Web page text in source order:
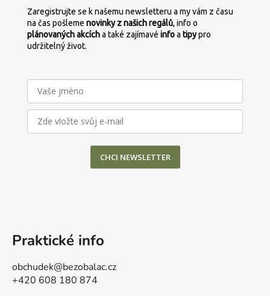
y
v
ý
s
Zaregistrujte se k našemu newsletteru a my vám z času
na čas pošleme novinky z našich regálů, info o
plánovanýchakcícha také zajímavé infoa tipypro
udržitelný život.
CHCI NEWSLETTER
Praktické info
obchudek@bezobalac.cz
+420 608 180 874